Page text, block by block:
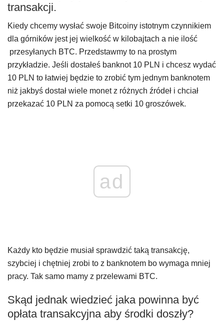
transakcji.
Kiedy chcemy wysłać swoje Bitcoiny istotnym czynnikiem
dla górników jest jej wielkość w kilobajtach a nie ilość
przesyłanych BTC. Przedstawmy to na prostym
przykładzie. Jeśli dostałeś banknot 10 PLN i chcesz wydać
10 PLN to łatwiej będzie to zrobić tym jednym banknotem
niż jakbyś dostał wiele monet z różnych źródeł i chciał
przekazać 10 PLN za pomocą setki 10 groszówek.
ad
Każdy kto będzie musiał sprawdzić taką transakcję,
szybciej i chętniej zrobi to z banknotem bo wymaga mniej
pracy. Tak samo mamy z przelewami BTC.
Skąd jednak wiedzieć jaka powinna być
opłata transakcyjna aby środki doszły?